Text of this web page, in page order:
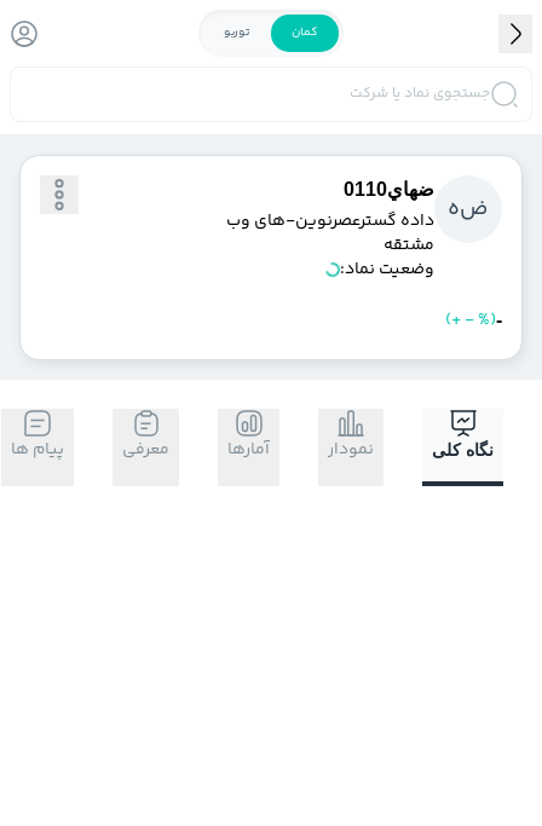
کمان توربو
جستجوی نماد یا شرکت
ضه
ضهاي0110
داده گسترعصرنوين-هاي وب
مشتقه
وضعیت نماد:
-
(+-%)
نگاه کلی نمودار آمارها معرفی پیام ها